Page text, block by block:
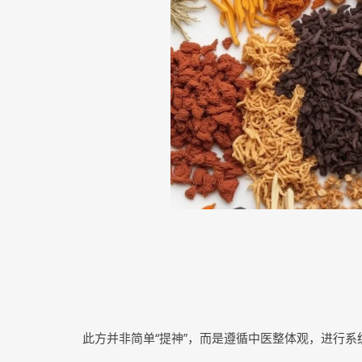
此方并非简单“提神”，而是遵循中医整体观，进行系